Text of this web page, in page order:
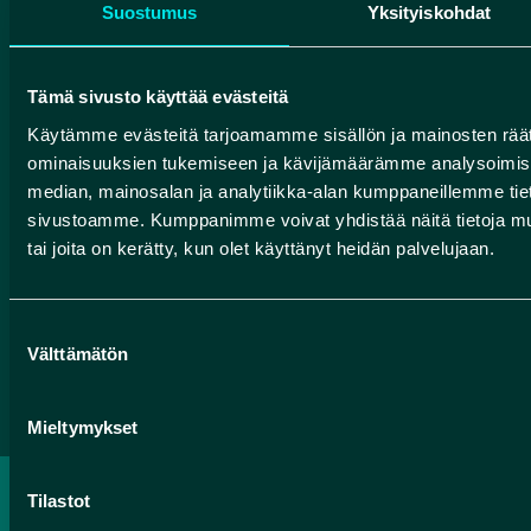
Suostumus Yksityiskohdat
Tämä sivusto käyttää evästeitä
Käytämme evästeitä tarjoamamme sisällön ja mainosten
ominaisuuksien tukemiseen ja kävijämäärämme
median, mainosalan ja analytiikka-alan kumppaneillemme
sivustoamme. Kumppanimme voivat yhdistää näitä tietoja
tai joita on kerätty, kun olet käyttänyt heidän palvelujaan.
valinta
Välttämätön
Mieltymykset
Tilastot
Valtatie 17
91500 Muhos
info@rokuageopark.fi
Tilaa Geoparkin uutiskirje